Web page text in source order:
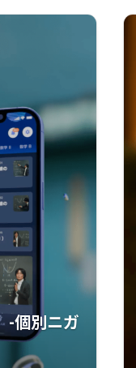
-個別ニガ